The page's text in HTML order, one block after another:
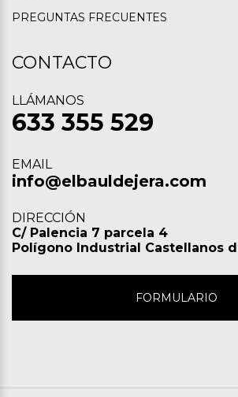
PREGUNTAS FRECUENTES
CONTACTO
LLÁMANOS
633 355 529
EMAIL
info@elbauldejera.com
DIRECCIÓN
C/ Palencia 7 parcela 4
Polígono Industrial Castellanos
FORMULARIO